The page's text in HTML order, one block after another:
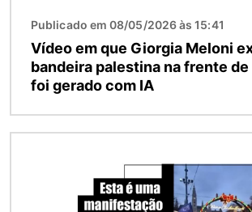
Publicado em 08/05/2026 às 15:41
Vídeo em que Giorgia Meloni
bandeira palestina na frente
foi gerado com IA